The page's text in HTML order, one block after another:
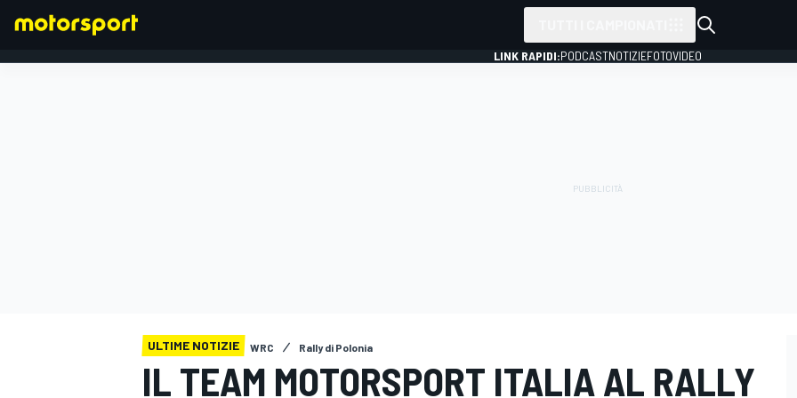
LINK RAPIDI:PODCASTNOTIZIEFOTOVIDEO
ULTIME NOTIZIE WRC Rally di Polonia
IL TEAM MOTORSPORT ITALIA AL RALLY